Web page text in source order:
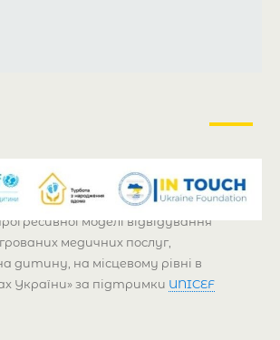
проєкту «Впровадження
моделі відвідування
медичних послуг,
дитину, на місцевому рівні в
України» за підтримки UNICEF